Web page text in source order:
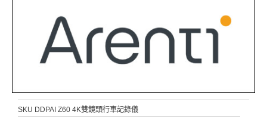
SKU DDPAI Z60 4K雙鏡頭行車記錄儀